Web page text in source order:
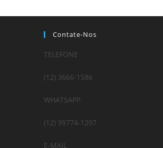
Contate-Nos
TELEFONE
(12) 3666-1586
WHATSAPP
(12) 99774-1297
E-MAIL